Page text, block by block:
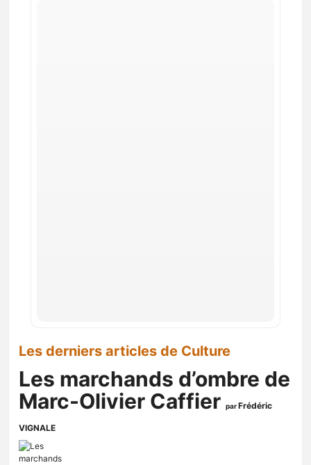
Les derniers articles de Culture
Les marchands d’ombre de
Marc-Olivier Caffier parFrédéric
VIGNALE